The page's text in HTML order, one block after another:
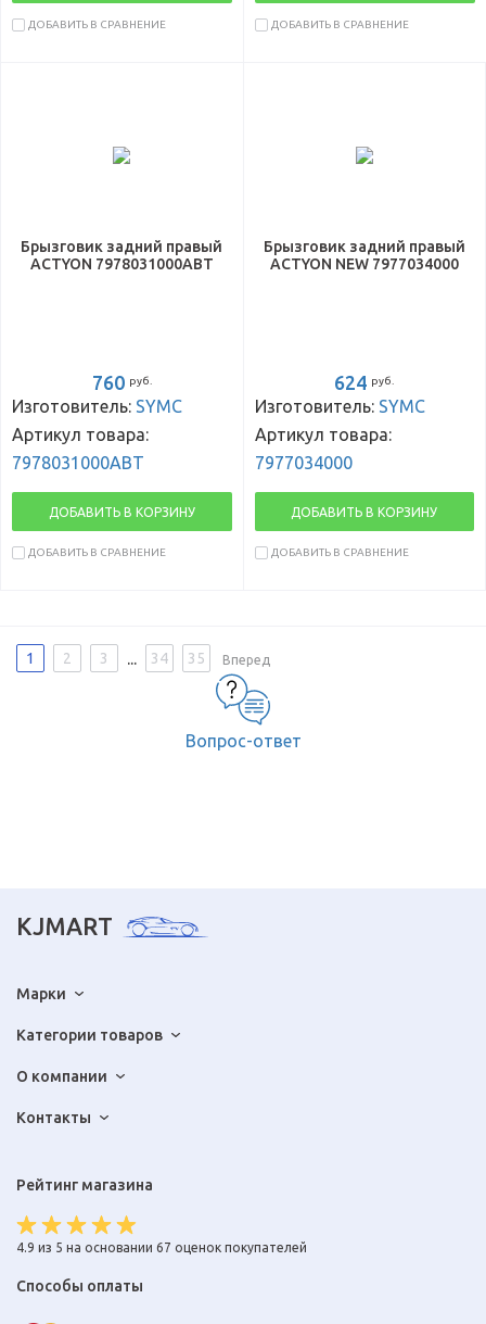
ДОБАВИТЬ В СРАВНЕНИЕ ДОБАВИТЬ В СРАВНЕНИЕ
Брызговик задний правый
ACTYON 7978031000ABT
760 руб.
Изготовитель: SYMC
Артикул товара:
7978031000ABT
ДОБАВИТЬ В КОРЗИНУ
ДОБАВИТЬ В СРАВНЕНИЕ
Брызговик задний правый
ACTYON NEW 7977034000
624 руб.
Изготовитель: SYMC
Артикул товара:
7977034000
ДОБАВИТЬ В КОРЗИНУ
ДОБАВИТЬ В СРАВНЕНИЕ
1 2 3 ... 34 35 Вперед
Вопрос-ответ
KJMART
Марки
Категории товаров
О компании
Контакты
Рейтинг магазина
4.9 из 5 на основании 67 оценок покупателей
Способы оплаты